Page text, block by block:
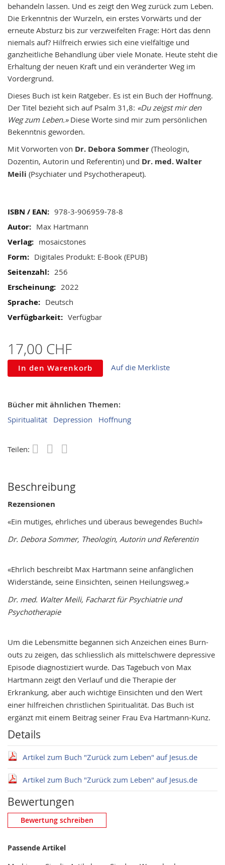
behandeln lassen. Und es zeigt den Weg zurück zum Leben.
Die Erkenntnis der Wurzeln, ein erstes Vorwärts und der
erneute Absturz bis zur verzweifelten Frage: Hört das denn
niemals auf? Hilfreich erwies sich eine vielfältige und
ganzheitliche Behandlung über viele Monate. Heute steht die
Erhaltung der neuen Kraft und ein veränderter Weg im
Vordergrund.
Dieses Buch ist kein Ratgeber. Es ist ein Buch der Hoffnung.
Der Titel bezieht sich auf Psalm 31,8: «Du zeigst mir den
Weg zum Leben.»Diese Worte sind mir zum persönlichen
Bekenntnis geworden.
Mit Vorworten von Dr. Debora Sommer (Theologin,
Dozentin, Autorin und Referentin) und Dr. med. Walter
Meili (Psychiater und Psychotherapeut).
Mehr
Informationen
978-3-906959-78-8
Max Hartmann
mosaicstones
Digitales Produkt: E-Book (EPUB)
256
2022
Deutsch
Verfügbar
17,00 CHF
In den Warenkorb Auf die Merkliste
Bücher mit ähnlichen Themen:
Spiritualität Depression Hoffnung
Teilen:
Beschreibung
Rezensionen
«Ein mutiges, ehrliches und überaus bewegendes Buch!»
Dr. Debora Sommer, Theologin, Autorin und Referentin
«Ehrlich beschreibt Max Hartmann seine anfänglichen
Widerstände, seine Einsichten, seinen Heilungsweg.»
Dr. med. Walter Meili, Facharzt für Psychiatrie und
Psychotherapie
Um die Lebensmitte begannen sich Anzeichen eines Burn-
outs zu zeigen, das schliesslich als mittelschwere depressive
Episode diagnostiziert wurde. Das Tagebuch von Max
Hartmann zeigt den Verlauf und die Therapie der
Erkrankung, aber auch wichtige Einsichten und den Wert
einer hilfreichen christlichen Spiritualität. Das Buch ist
ergänzt mit einem Beitrag seiner Frau Eva Hartmann-Kunz.
Details
Artikel zum Buch "Zurück zum Leben" auf Jesus.de
Artikel zum Buch "Zurück zum Leben" auf Jesus.de
Bewertungen
Eigene Bewertung schreiben
Nickname
Bewertung schreiben
Passende Artikel